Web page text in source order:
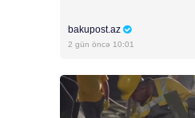
bakupost.az
2 gün öncə 10:01